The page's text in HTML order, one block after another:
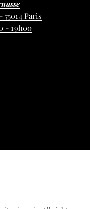
Paris
- 19h00